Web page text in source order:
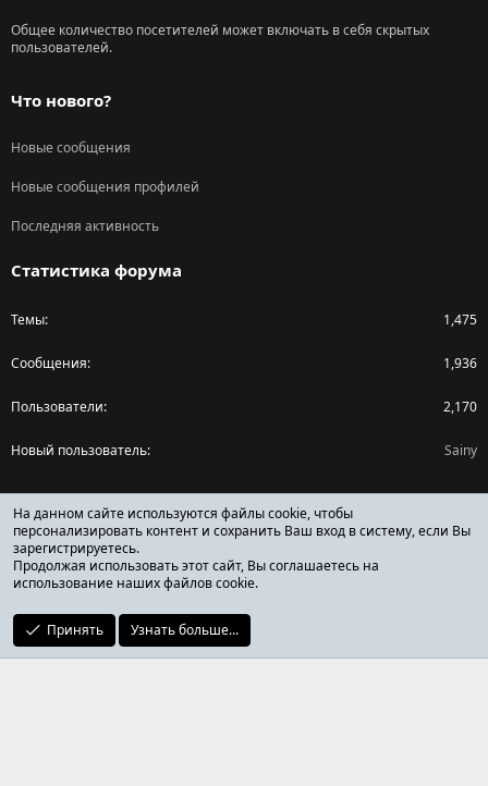
Общее количество посетителей может включать в себя скрытых
пользователей.
Что нового?
Новые сообщения
Новые сообщения профилей
Последняя активность
Статистика форума
Темы 1,475
Сообщения 1,936
Пользователи 2,170
Новый пользователь Sainy
Поделиться страницей
Facebook
X (Twitter)
Reddit
ОТЗЫВЫ ОНЛАЙН ФОРУМ
На данном сайте используются файлы cookie, чтобы
персонализировать контент и сохранить Ваш вход в систему, если Вы
зарегистрируетесь.
Продолжая использовать этот сайт, Вы соглашаетесь на
использование наших файлов cookie.
Принять Узнать больше...